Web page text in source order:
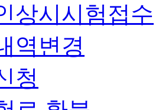
상시시험접수
역변경
청